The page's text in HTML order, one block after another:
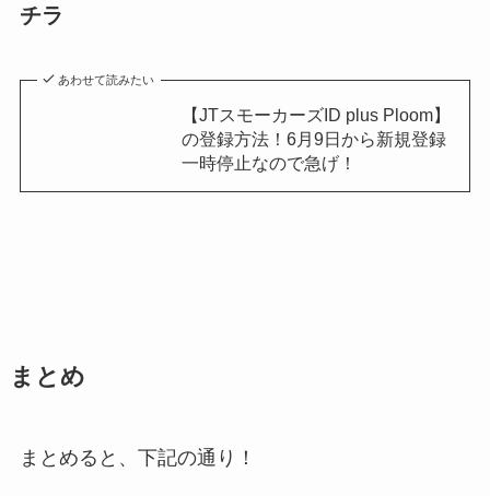
チラ
あわせて読みたい
【JTスモーカーズID plus Ploom】
の登録方法！6月9日から新規登録
一時停止なので急げ！
まとめ
まとめると、下記の通り！